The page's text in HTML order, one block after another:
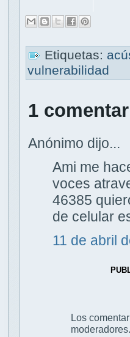
Etiquetas:
vulnerabilidad
1
Anónimo dijo...
Ami me
voces
46385
de celular
11 de abril
Los
moderadores.